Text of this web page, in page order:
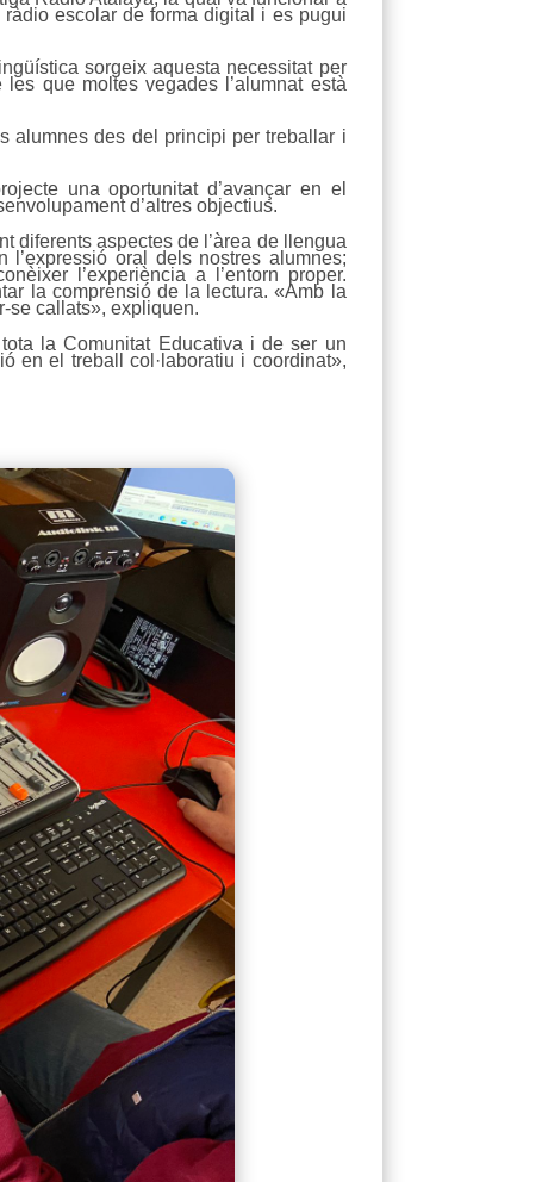
escolar de forma digital i es pugui
sorgeix aquesta necessitat per
que moltes vegades l’alumnat està
alumnes des del principi per treballar i
una oportunitat d’avançar en el
d’altres objectius.
diferents aspectes de l’àrea de llengua
l’expressió oral dels nostres alumnes;
l’experiència a l’entorn proper.
la comprensió de la lectura. «Amb la
se callats», expliquen.
la Comunitat Educativa i de ser un
en el treball col·laboratiu i coordinat»,